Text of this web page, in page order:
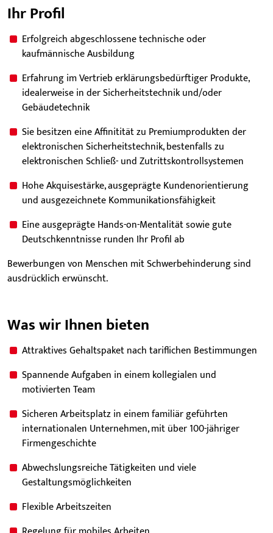
Ihr Profil
Erfolgreich abgeschlossene technische oder
kaufmännische Ausbildung
Erfahrung im Vertrieb erklärungsbedürftiger Produkte,
idealerweise in der Sicherheitstechnik und/oder
Gebäudetechnik
Sie besitzen eine Affinitität zu Premiumprodukten der
elektronischen Sicherheitstechnik, bestenfalls zu
elektronischen Schließ- und Zutrittskontrollsystemen
Hohe Akquisestärke, ausgeprägte Kundenorientierung
und ausgezeichnete Kommunikationsfähigkeit
Eine ausgeprägte Hands-on-Mentalität sowie gute
Deutschkenntnisse runden Ihr Profil ab
Bewerbungen von Menschen mit Schwerbehinderung sind
ausdrücklich erwünscht.
Was wir Ihnen bieten
Attraktives Gehaltspaket nach tariflichen Bestimmungen
Spannende Aufgaben in einem kollegialen und
motivierten Team
Sicheren Arbeitsplatz in einem familiär geführten
internationalen Unternehmen, mit über 100-jähriger
Firmengeschichte
Abwechslungsreiche Tätigkeiten und viele
Gestaltungsmöglichkeiten
Flexible Arbeitszeiten